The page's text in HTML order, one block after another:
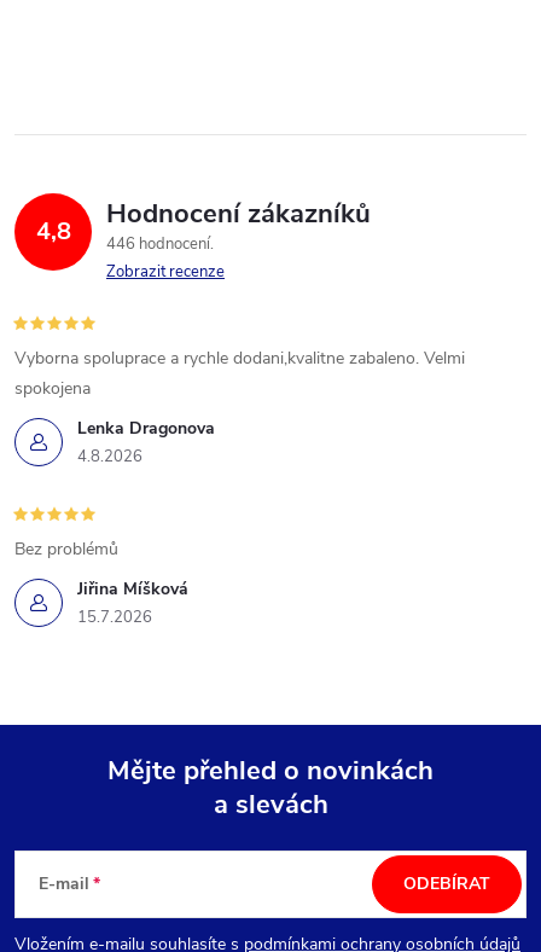
4,8 Hodnocení zákazníků
446 hodnocení
Zobrazit recenze
Lenka Dragonova
4.8.2026
Vyborna spoluprace a rychle dodani,kvalitne zabaleno. Velmi
spokojena
Jiřina Míšková
15.7.2026
Bez problémů
Mějte přehled o novinkách
a slevách
E-mail
Vložením e-mailu souhlasíte s podmínkami ochrany osobních údajů
ODEBÍRAT